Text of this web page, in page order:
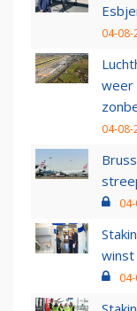
04-08-
weer
04-08-
winst